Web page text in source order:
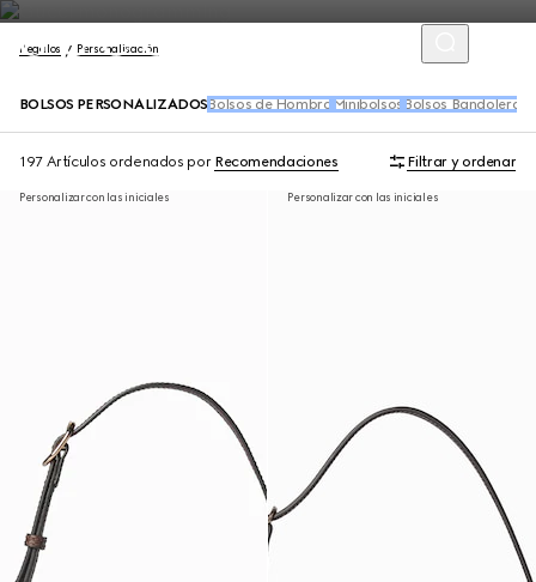
Regalos Personalisación
BOLSOS PERSONALIZADOS Bolsos de Hombro Minibolsos Bolsos Bandoleras
197 Artículos ordenados por Recomendaciones Filtrar y ordenar
Personalizar con las iniciales Personalizar con las iniciales